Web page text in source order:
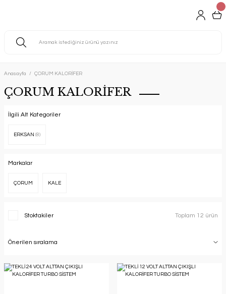
Anasayfa ÇORUM KALORİFER
ÇORUM KALORİFER
İlgili Alt Kategoriler
ERKSAN (8)
Markalar
ÇORUM KALE
Stoktakiler Toplam 12 ürün